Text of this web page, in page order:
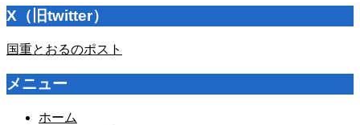
X（旧twitter）
国重とおるのポスト
メニュー
ホーム